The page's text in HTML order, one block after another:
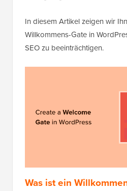
In diesem Artikel zeigen wir
Willkommens-Gate in
SEO zu beeinträchtigen.
Was ist ein